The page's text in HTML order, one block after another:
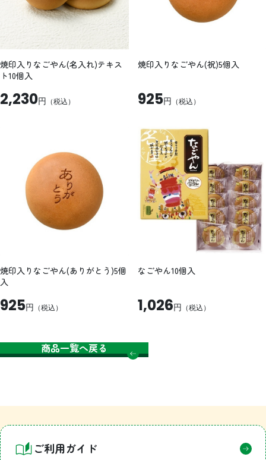
焼印入りなごやん(名入れ)テキス
ト10個入
2,230円 （税込）
焼印入りなごやん(祝)5個入
925円 （税込）
焼印入りなごやん(ありがとう)5個
入
925円 （税込）
なごやん10個入
1,026円 （税込）
商品一覧へ戻る
ご利用ガイド